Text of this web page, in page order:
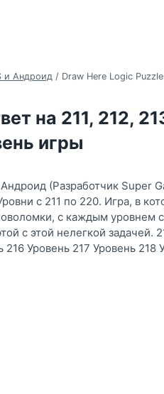
и Андроид / Draw Here Logic
на 211, 212,
игры
(Разработчик Super
с 211 по 220. Игра, в
с каждым уровнем
с этой нелегкой задачей.
Уровень 217 Уровень 218